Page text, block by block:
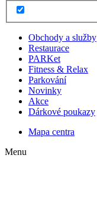
Obchody a služby
Restaurace
PARKet
Fitness & Relax
Parkování
Novinky
Akce
Dárkové poukazy
Mapa centra
Menu